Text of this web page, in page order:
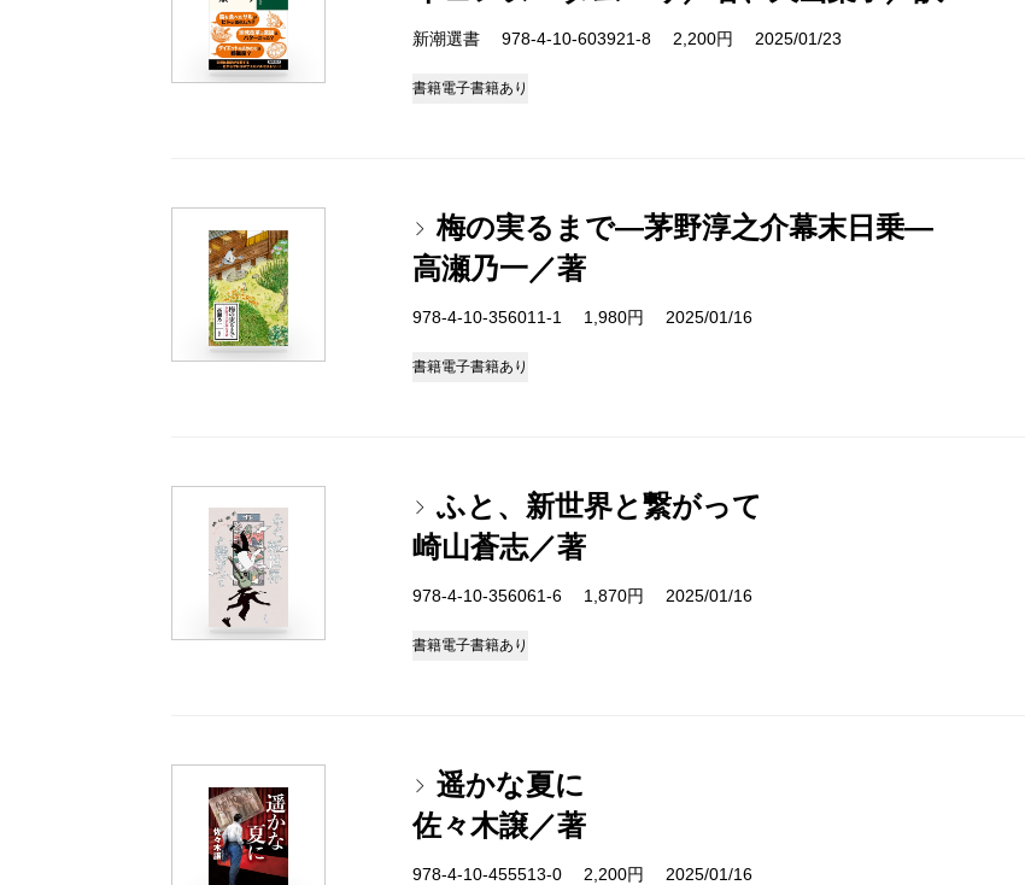
新潮選書 978-4-10-603921-8 2,200円 2025/01/23
書籍電子書籍あり
梅の実るまで―茅野淳之介幕末日乗―
高瀬乃一／著
978-4-10-356011-1 1,980円 2025/01/16
書籍電子書籍あり
ふと、新世界と繋がって
崎山蒼志／著
978-4-10-356061-6 1,870円 2025/01/16
書籍電子書籍あり
遥かな夏に
佐々木譲／著
978-4-10-455513-0 2,200円 2025/01/16